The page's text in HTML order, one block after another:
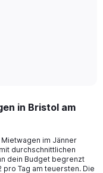
in Bristol am
im Jänner
durchschnittlichen
dein Budget begrenzt
Tag am teuersten. Die